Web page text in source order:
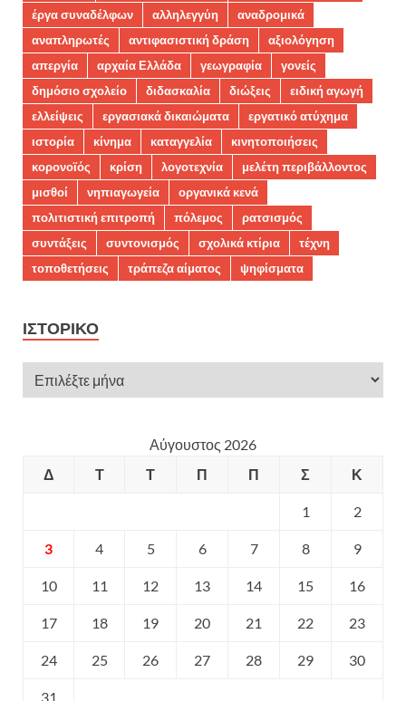
έργα συναδέλφων
αλληλεγγύη
αναδρομικά
αναπληρωτές
αντιφασιστική δράση
αξιολόγηση
απεργία
αρχαία Ελλάδα γεωγραφία
γονείς
δημόσιο σχολείο
διδασκαλία διώξεις
ειδική αγωγή
ελλείψεις
εργασιακά δικαιώματα
εργατικό ατύχημα
ιστορία
κίνημα καταγγελία
κινητοποιήσεις
κορονοϊός
κρίση λογοτεχνία
μελέτη περιβάλλοντος
μισθοί
νηπιαγωγεία
οργανικά κενά
πολιτιστική επιτροπή
πόλεμος
ρατσισμός
συντάξεις
συντονισμός σχολικά κτίρια
τέχνη
τοποθετήσεις
τράπεζα αίματος ψηφίσματα
ΙΣΤΟΡΙΚΌ
Αύγουστος 2026
Δ
Τ Τ Π Π Σ Κ
1 2
3 4 5 6 7 8 9
10 11 12 13 14 15 16
17 18 19 20 21 22 23
24 25 26 27 28 29 30
31